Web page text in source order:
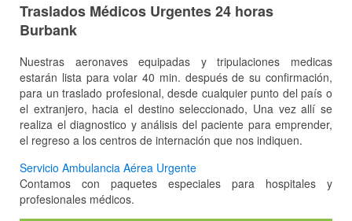
Traslados Médicos Urgentes 24 horas
Burbank
Nuestras aeronaves equipadas y tripulaciones medicas
estarán lista para volar 40 min. después de su confirmación,
para un traslado profesional, desde cualquier punto del país o
el extranjero, hacia el destino seleccionado, Una vez allí se
realiza el diagnostico y análisis del paciente para emprender,
el regreso a los centros de internación que nos indiquen.
Servicio Ambulancia Aérea Urgente
Contamos con paquetes especiales para hospitales y
profesionales médicos.